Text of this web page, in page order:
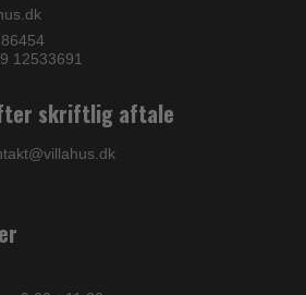
12533691
skriftlig aftale